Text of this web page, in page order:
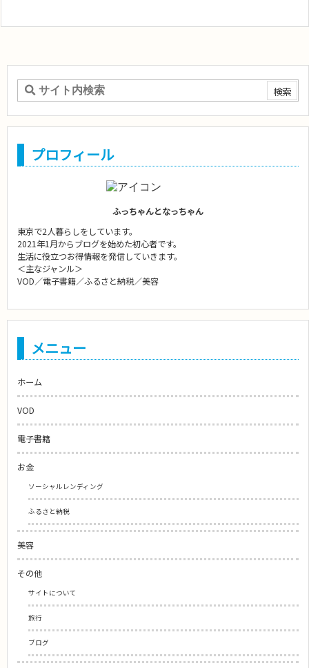
プロフィール
ふっちゃんとなっちゃん
東京で2人暮らしをしています。
2021年1月からブログを始めた初心者です。
生活に役立つお得情報を発信していきます。
＜主なジャンル＞
VOD／電子書籍／ふるさと納税／美容
メニュー
ホーム
VOD
電子書籍
お金
ソーシャルレンディング
ふるさと納税
美容
その他
サイトについて
旅行
ブログ